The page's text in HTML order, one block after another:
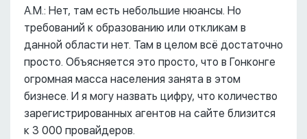
А.М.: Нет, там есть небольшие нюансы. Но
требований к образованию или откликам в
данной области нет. Там в целом всё достаточно
просто. Объясняется это просто, что в Гонконге
огромная масса населения занята в этом
бизнесе. И я могу назвать цифру, что количество
зарегистрированных агентов на сайте близится
к 3 000 провайдеров.